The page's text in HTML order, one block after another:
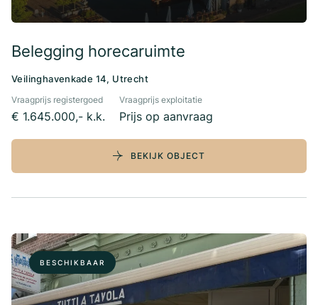
Belegging horecaruimte
Veilinghavenkade 14, Utrecht
Vraagprijs registergoed
€ 1.645.000,- k.k.
Vraagprijs exploitatie
Prijs op aanvraag
BEKIJK OBJECT
BESCHIKBAAR